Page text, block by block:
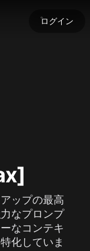
ログイン
ップの最高
なプロンプ
なコンテキ
化していま